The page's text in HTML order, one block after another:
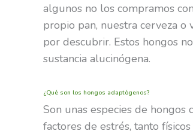
algunos no los compramos
propio pan, nuestra cerveza
por descubrir. Estos hongos
sustancia alucinógena.
¿Qué son los hongos adaptógenos?
Son unas especies de
factores de estrés, tanto